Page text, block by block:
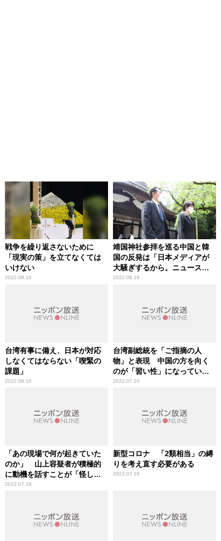
戦争を繰り返さないために
「現実の策」を立てなくては
いけない
2022.08.16
靖国神社参拝を巡る中国と韓
国の反発は「日本メディアが
大騒ぎするから。ニュースで
扱わなければ、何も言ってこ
2022.08.16
台湾有事に備え、日本が対応
しなくてはならない「喫緊の
課題」
2022.08.16
台湾副総統を「ご指摘の人
物」と表現 中国の方を向く
のが「習い性」になっている
外務省
2022.07.20
「あの現場で何が起きていた
のか」 山上容疑者が積極的
に動機を話すことが「怪し
い」という見方も ～安倍元
2022.07.19
新型コロナ 「2類相当」の縛
りを考え直す必要がある
2022.07.19